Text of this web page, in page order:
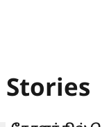
Stories